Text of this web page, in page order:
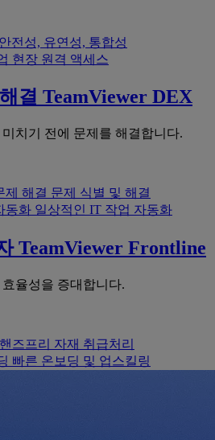
안전성, 유연성, 통합성
현장 원격 액세스
결 TeamViewer DEX
치기 전에 문제를 해결합니다.
제 해결 문제 식별 및 해결
동화 일상적인 IT 작업 자동화
TeamViewer Frontline
율성을 증대합니다.
핸즈프리 자재 취급처리
빠른 온보딩 및 업스킬링